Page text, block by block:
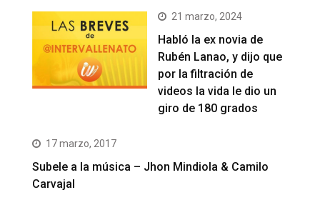
21 marzo, 2024
Habló la ex novia de
Rubén Lanao, y dijo que
por la filtración de
videos la vida le dio un
giro de 180 grados
17 marzo, 2017
Subele a la música – Jhon Mindiola & Camilo
Carvajal